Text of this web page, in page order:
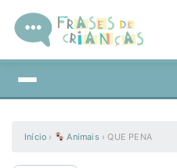
Início › Animais ›QUE PENA